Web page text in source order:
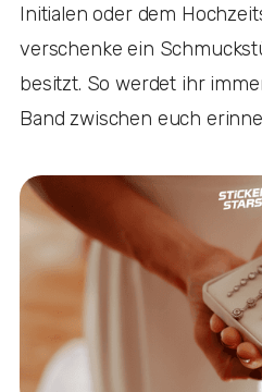
Initialen oder dem
verschenke ein
besitzt. So werdet ihr
Band zwischen euch